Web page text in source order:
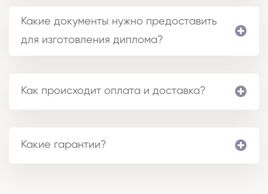
Какие документы нужно предоставить
для изготовления диплома?
Как происходит оплата и доставка?
Какие гарантии?